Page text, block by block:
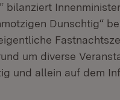
bilanziert
Dunschtig“
um diverse
und allein auf dem